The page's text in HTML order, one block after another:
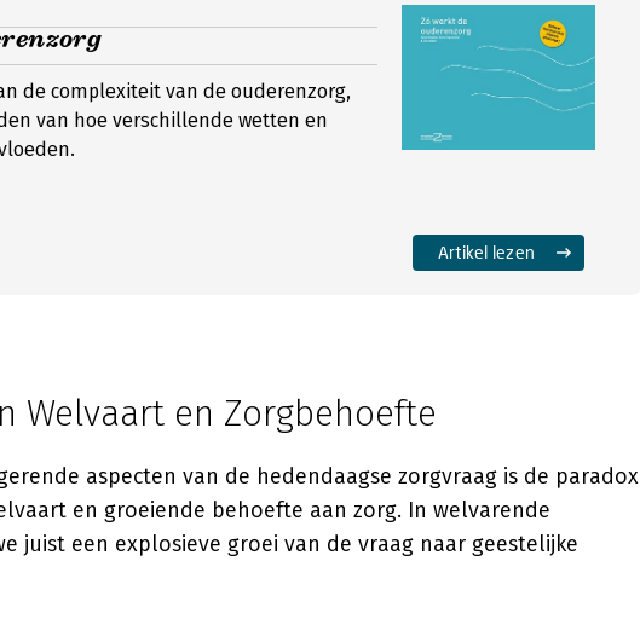
de complexiteit van de ouderenzorg,
van hoe verschillende wetten en
Artikel lezen
Welvaart en Zorgbehoefte
aspecten van de hedendaagse zorgvraag is de paradox
en groeiende behoefte aan zorg. In welvarende
juist een explosieve groei van de vraag naar geestelijke